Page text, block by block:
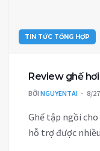
TIN TỨC TỔNG HỢP
Review ghế
BỞI NGUYENTAI 8/
Ghế tập ngồi
hỗ trợ được